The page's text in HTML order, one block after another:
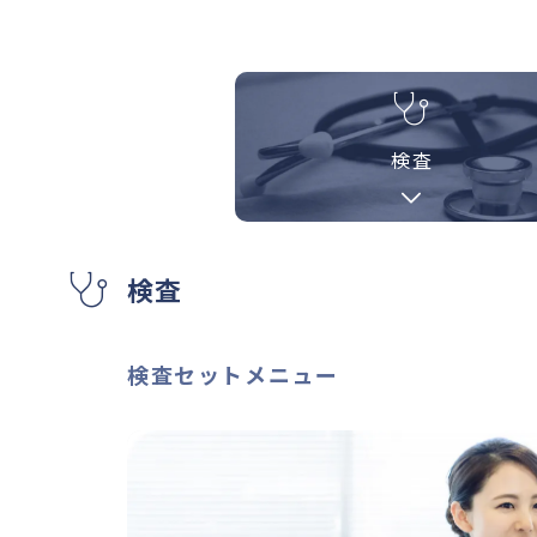
検査
検査
検査セットメニュー